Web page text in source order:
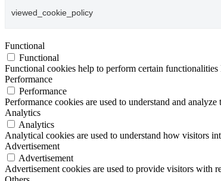
viewed_cookie_policy
Functional
Functional
Functional cookies help to perform certain
Performance
Performance
Performance cookies are used to understand and
Analytics
Analytics
Analytical cookies are used to understand how visitors
Advertisement
Advertisement
Advertisement cookies are used to provide visitors with